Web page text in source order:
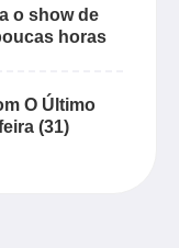
o show de
horas
O Último
(31)